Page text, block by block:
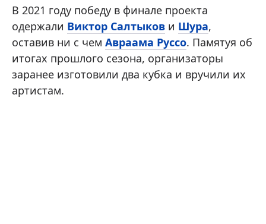
В 2021 году победу в финале проекта
одержали Виктор Салтыков и Шура,
оставив ни с чем Авраама Руссо. Памятуя об
итогах прошлого сезона, организаторы
заранее изготовили два кубка и вручили их
артистам.